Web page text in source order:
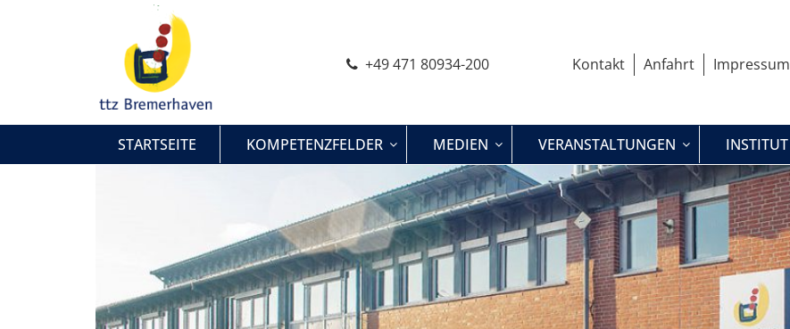
+49 471 80934-200
Kontakt Anfahrt Impressum
STARTSEITE KOMPETENZFELDER MEDIEN VERANSTALTUNGEN INSTITUT